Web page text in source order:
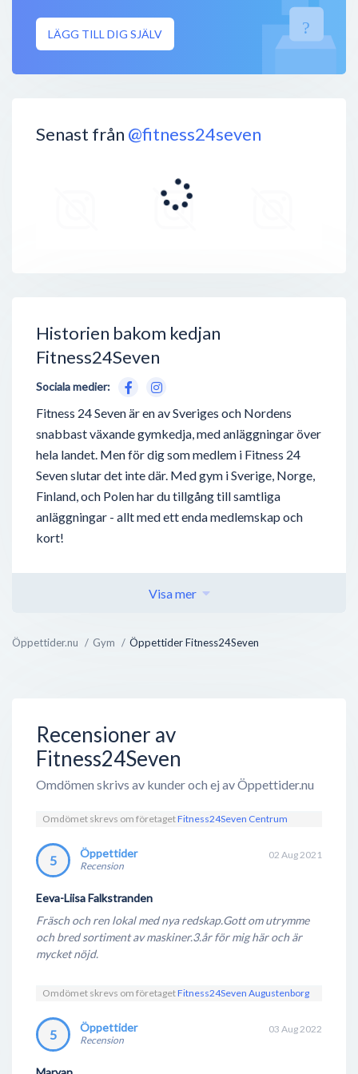
Öppettider.nu Gym Öppettider Fitness24Seven
LÄGG TILL DIG SJÄLV
Senast från @fitness24seven
Historien bakom kedjan
Fitness24Seven
Sociala medier:
Fitness 24 Seven är en av Sveriges och Nordens
snabbast växande gymkedja, med anläggningar över
hela landet. Men för dig som medlem i Fitness 24
Seven slutar det inte där. Med gym i Sverige, Norge,
Finland, och Polen har du tillgång till samtliga
anläggningar - allt med ett enda medlemskap och
kort!
Fitness 24 Seven erbjuder medlemskap till deras
träningsanläggningar för ett av marknadens lägsta
faktor som får Fitness 24 Seven att stå ut bland
konkurrenterna: deras öppettider. Fitness 24 Seven
har öppet 24 timar om dygnet, 7 dagar i veckan,
vilket ger dig som nattuggla möjligheten att utöva
Enligt öppettider.nu:s användare visar det sig att
mansdominerade. Som kvinna kan denna statistik
vara den avskräckande faktorn i valet om köp av
medlemskap eller inte. Fitness 24 Seven har löst
kallade tjejgym), där endast individer av kvinnligt
På Fitness 24 Seven:s plus-gym erbjuds det, förutom
Visa mer
Recensioner av
Fitness24Seven
Omdömen skrivs av kunder och ej av Öppettider.nu
Omdömet skrevs om företagetFitness24Seven Centrum
5 Öppettider
Recension
Eeva-Liisa Falkstranden
02 Aug 2021
Fräsch och ren lokal med nya redskap.Gott om utrymme
och bred sortiment av maskiner.3.år för mig här och är
mycket nöjd.
Omdömet skrevs om företagetFitness24Seven Augustenborg
5 Öppettider
Recension
03 Aug 2022